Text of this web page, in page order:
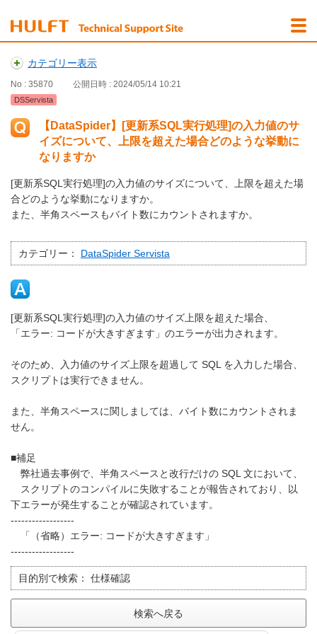
カテゴリー表示
No : 35870 公開日時 : 2024/05/14 10:21
DSServista
【DataSpider】[更新系SQL実行処理]の入力値のサ
イズについて、上限を超えた場合どのような挙動に
なりますか
[更新系SQL実行処理]の入力値のサイズについて、上限を超えた場
合どのような挙動になりますか。
また、半角スペースもバイト数にカウントされますか。
カテゴリー： DataSpider Servista
[更新系SQL実行処理]の入力値のサイズ上限を超えた場合、
「エラー: コードが大きすぎます」のエラーが出力されます。
そのため、入力値のサイズ上限を超過して SQL を入力した場合、
スクリプトは実行できません。
また、半角スペースに関しましては、バイト数にカウントされま
せん。
■補足
弊社過去事例で、半角スペースと改行だけの SQL 文において、
スクリプトのコンパイルに失敗することが報告されており、以
下エラーが発生することが確認されています。
------------------
「（省略）エラー: コードが大きすぎます」
------------------
目的別で検索： 仕様確認
検索へ戻る